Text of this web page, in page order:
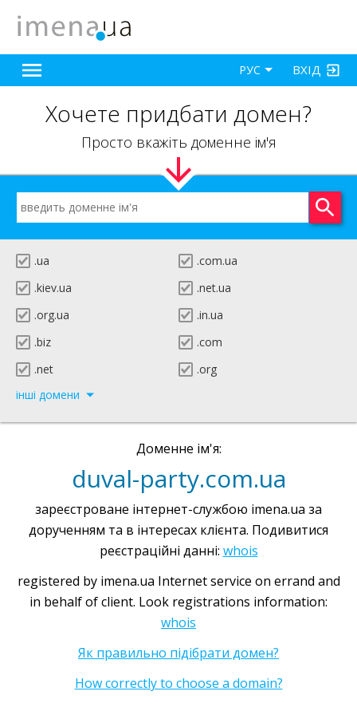
ВХІД
РУС
Хочете придбати домен?
Просто вкажіть доменне ім'я
.ua
.com.ua
.kiev.ua
.net.ua
.org.ua
.in.ua
.biz
.com
.net
.org
інші домени
Доменне ім'я:
duval-party.com.ua
зареєстроване інтернет-службою imena.ua за
дорученням та в інтересах клієнта. Подивитися
реєстраційні данні: whois
registered by imena.ua Internet service on errand and
in behalf of client. Look registrations information:
whois
Як правильно підібрати домен?
How correctly to choose a domain?